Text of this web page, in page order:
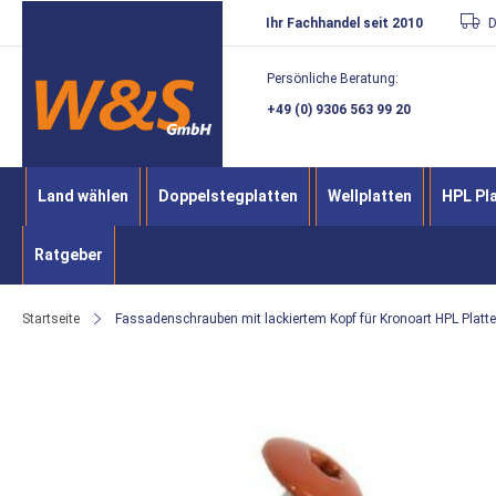
Direkt
zum
Inhalt
Ihr Fachhandel seit 2010
Persönliche Beratung:
+49 (0) 9306 563 99 20
Land wählen Doppelstegplatten Wellplatten HPL
Ratgeber
Startseite Fassadenschrauben mit lackiertem Kopf für Kronoart HPL